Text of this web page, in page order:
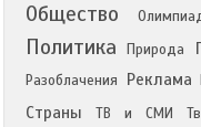
Общество
Политика Природа
Разоблачения
Реклама
Страны
ТВ и СМИ